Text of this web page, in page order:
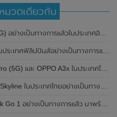
มวดเดียวกัน
าพร้อมชิปเซ็ต Snapdragon 7s Gen 2 ของ Qualcomm และรองรับเครือข่าย 5G
T612 , กล้องหลัง ความละเอียด 13MP , แบตเตอรี่ 5,000mAh และหน้าจอแสดงผล LCD / 90Hz
ระเทศไทยอย่างเป็นทางการแล้ว ในราคาเริ่มต้นเพียง 3,999 บาท
เทศไทยอย่างเป็นทางการแล้ว ราคา 14,990 บาท
น้าจอแสดงผล LCD / 120Hz , แบตเตอรี่ 5,000mAh และใช้ชิปเซ็ต Unisoc